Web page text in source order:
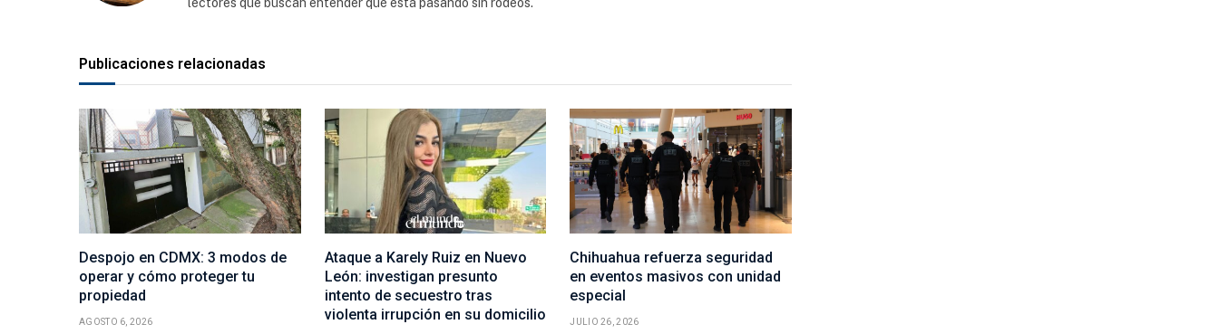
Publicaciones relacionadas
Despojo en CDMX: 3 modos de
operar y cómo proteger tu
propiedad
AGOSTO 6, 2026
Ataque a Karely Ruiz en Nuevo
León: investigan presunto
intento de secuestro tras
violenta irrupción en su domicilio
Chihuahua refuerza seguridad
en eventos masivos con unidad
especial
JULIO 26, 2026